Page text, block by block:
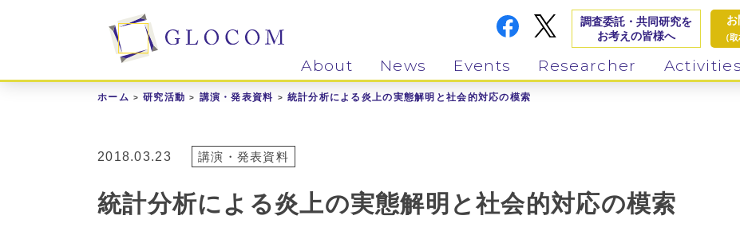
調査委託・共同研究を
お考えの皆様へ
（
About News Events Researcher Activities
ホーム 研究活動 講演・発表資料 統計分析による炎上の実態解明と社会的対応の模索
2018.03.23 講演・発表資料
統計分析による炎上の実態解明と社会的対応の模索